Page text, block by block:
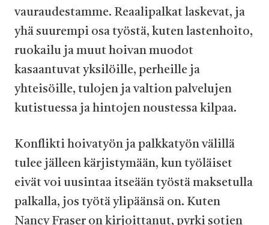
vauraudestamme. Reaalipalkat laskevat, ja
yhä suurempi osa työstä, kuten lastenhoito,
ruokailu ja muut hoivan muodot
kasaantuvat yksilöille, perheille ja
yhteisöille, tulojen ja valtion palvelujen
kutistuessa ja hintojen noustessa kilpaa.
Konflikti hoivatyön ja palkkatyön välillä
tulee jälleen kärjistymään, kun työläiset
eivät voi uusintaa itseään työstä maksetulla
palkalla, jos työtä ylipäänsä on. Kuten
Nancy Fraser on kirjoittanut, pyrki sotien